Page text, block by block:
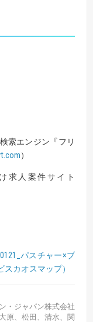
索エンジン『フリ
com）
求⼈案件サイト
パスチャー×ブ
カオスマップ）
・ジャパン株式会社
原、松田、清水、関